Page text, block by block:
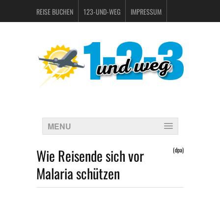
REISE BUCHEN 123-UND-WEG IMPRESSUM
MENU
Wie Reisende sich vor
Malaria schützen
(dpa)